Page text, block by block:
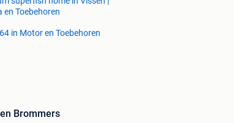
en Toebehoren
in Motor en Toebehoren
Brommers